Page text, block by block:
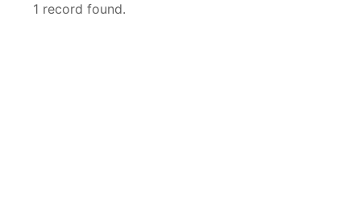
1 record found.